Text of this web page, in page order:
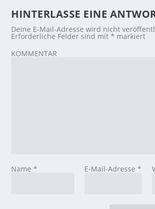
HINTERLASSE EINE
Deine E-Mail-Adresse wird nicht
Erforderliche Felder sind mit* markiert
KOMMENTAR
Name* E-Mail-Adresse *